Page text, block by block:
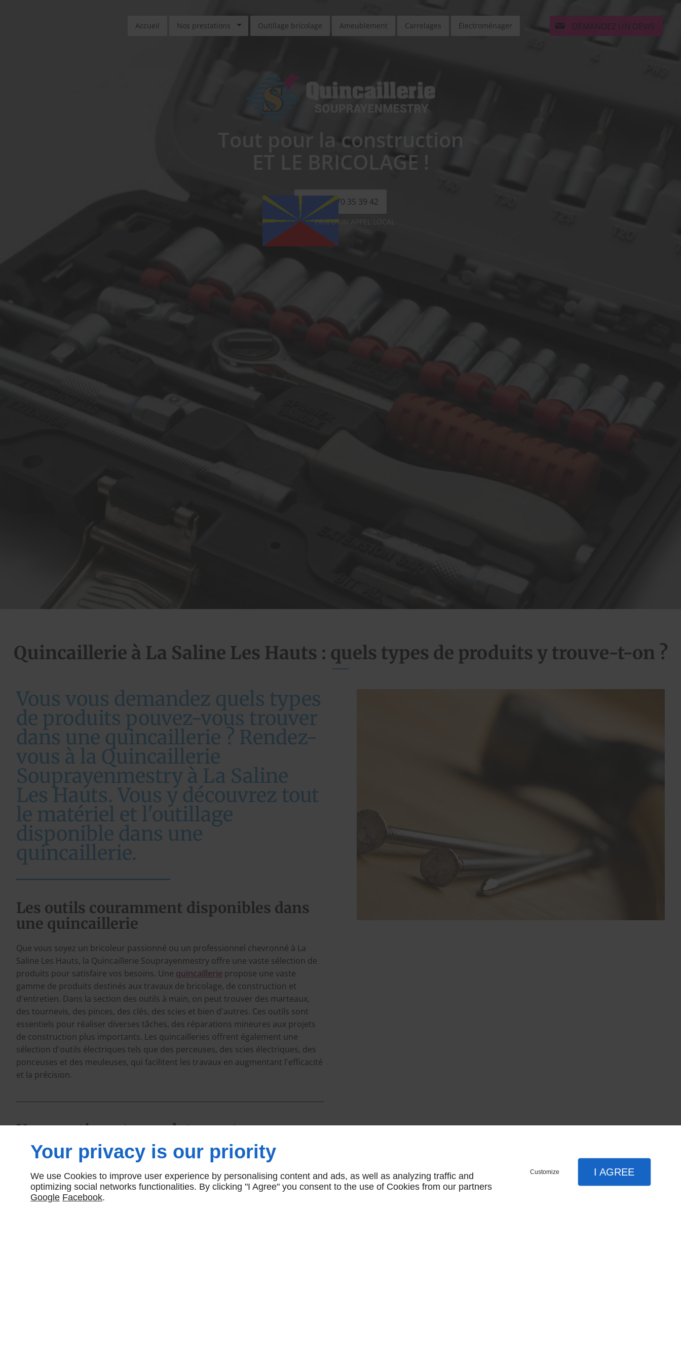
Tout pour la construction
ET LE BRICOLAGE !
09 70 35 39 42
Accueil Nos prestations Outillage bricolage Ameublement Carrelages Électroménager DEMANDEZ UN DEVIS
Quincaillerie à La Saline Les Hauts : quels types de produits y trouve-t-on ?
Vous vous demandez quels types
de produits pouvez-vous trouver
dans une quincaillerie ? Rendez-
vous à la Quincaillerie
Souprayenmestry à La Saline
Les Hauts. Vous y découvrez tout
le matériel et l'outillage
disponible dans une
quincaillerie.
Les outils couramment disponibles dans
une quincaillerie
Que vous soyez un bricoleur passionné ou un professionnel chevronné à La
Saline Les Hauts, la Quincaillerie Souprayenmestry offre une vaste sélection de
produits pour satisfaire vos besoins. Une quincaillerie propose une vaste
gamme de produits destinés aux travaux de bricolage, de construction et
d'entretien. Dans la section des outils à main, on peut trouver des marteaux,
des tournevis, des pinces, des clés, des scies et bien d'autres. Ces outils sont
essentiels pour réaliser diverses tâches, des réparations mineures aux projets
de construction plus importants. Les quincailleries offrent également une
sélection d'outils électriques tels que des perceuses, des scies électriques, des
ponceuses et des meuleuses, qui facilitent les travaux en augmentant l'efficacité
et la précision.
Un assortiment complet pour tous vos
besoins
, les quincailleries proposent une variété de matériel de fixation
pour répondre aux besoins de chaque projet. Cela comprend des vis, des clous,
des chevilles, des crochets, des boulons, des écrous et d'autres accessoires de
Your privacy is our priority
We use Cookies to improve user experience by personalising content and ads, as well as analyzing traffic and
optimizing social networks functionalities. By clicking "I Agree" you consent to the use of Cookies from our partners
Google Facebook.
Customize I AGREE